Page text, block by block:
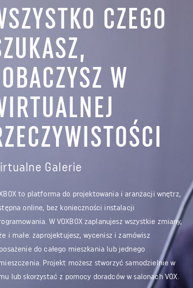
CZEGO
W
Galerie
to platforma do projektowania i aranżacji wnętrz,
online, bez konieczności instalacji
W VOXBOX zaplanujesz wszystkie zmiany,
i małe: zaprojektujesz, wycenisz i zamówisz
do całego mieszkania lub jednego
Projekt możesz stworzyć samodzielnie w
lub skorzystać z pomocy doradców w salonach VOX.